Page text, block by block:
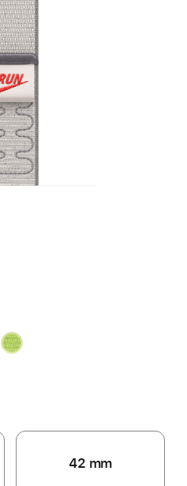
Volt
42 mm